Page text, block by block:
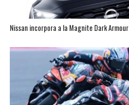
Nissan incorpora a la Magnite Dark Armour